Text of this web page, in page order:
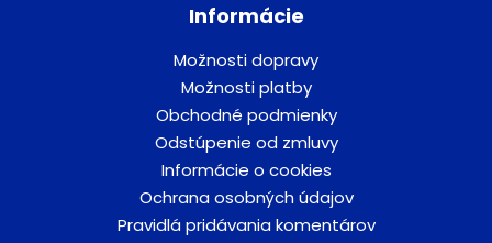
Informácie
Možnosti dopravy
Možnosti platby
Obchodné podmienky
Odstúpenie od zmluvy
Informácie o cookies
Ochrana osobných údajov
Pravidlá pridávania komentárov